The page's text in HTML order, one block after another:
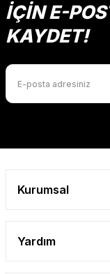
İÇİN E-
KAYDET!
Kurumsal
Yardım